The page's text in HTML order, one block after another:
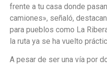
frente a tu casa donde
camiones», señaló,
para pueblos como La
la ruta ya se ha vuelto
A pesar de ser una vía por